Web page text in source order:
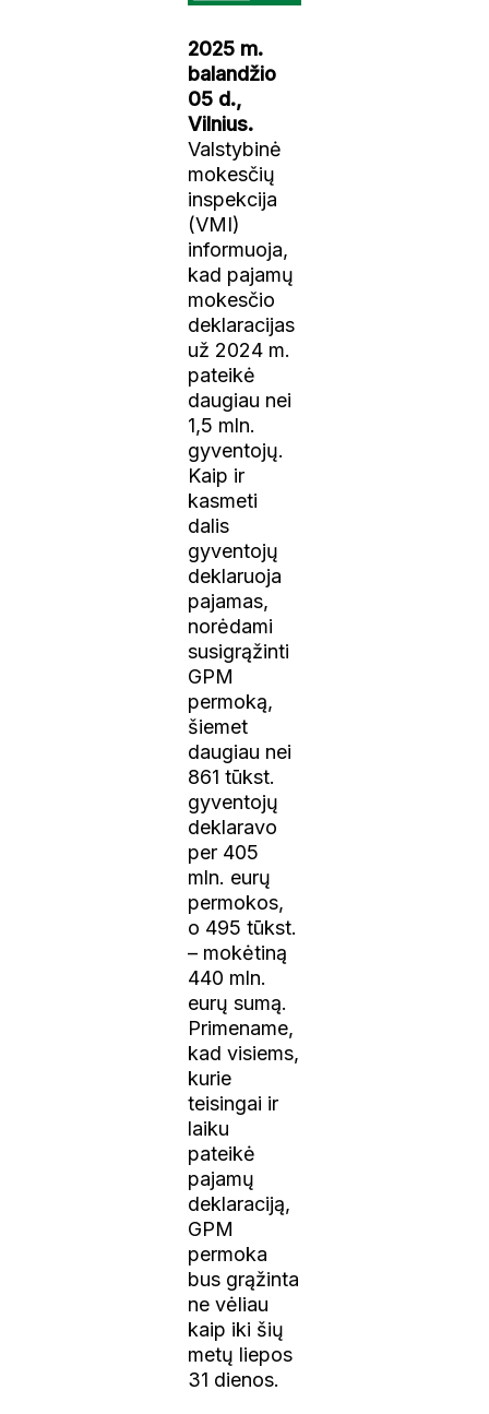
2025 m.
balandžio
05 d.,
Vilnius.
Valstybinė
mokesčių
inspekcija
(VMI)
informuoja,
kad pajamų
mokesčio
deklaracijas
už 2024 m.
pateikė
daugiau nei
1,5 mln.
gyventojų.
Kaip ir
kasmeti
dalis
gyventojų
deklaruoja
pajamas,
norėdami
susigrąžinti
GPM
permoką,
šiemet
daugiau nei
861 tūkst.
gyventojų
deklaravo
per 405
mln. eurų
permokos,
o 495 tūkst.
– mokėtiną
440 mln.
eurų sumą.
Primename,
kad visiems,
kurie
teisingai ir
laiku
pateikė
pajamų
deklaraciją,
GPM
permoka
bus grąžinta
ne vėliau
kaip iki šių
metų liepos
31 dienos.